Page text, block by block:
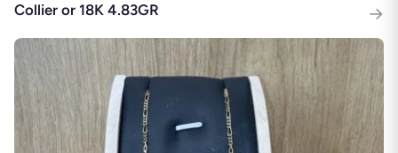
Collier or 18K 4.83GR →